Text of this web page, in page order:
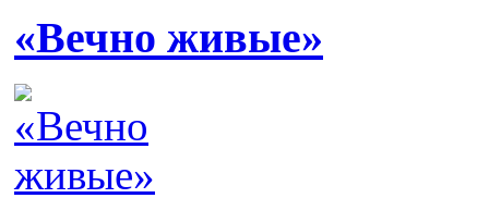
«Вечно живые»